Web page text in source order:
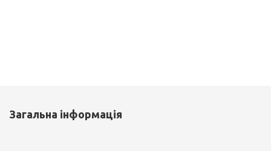
Загальна інформація